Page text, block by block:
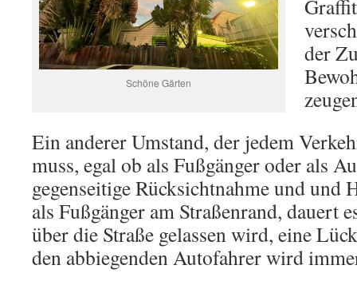
Schöne Gärten
der
Ein anderer Umstand, der jedem
muss, egal ob als Fußgänger oder als
gegenseitige Rücksichtnahme und und
als Fußgänger am Straßenrand, dauert
über die Straße gelassen wird, eine
den abbiegenden Autofahrer wird